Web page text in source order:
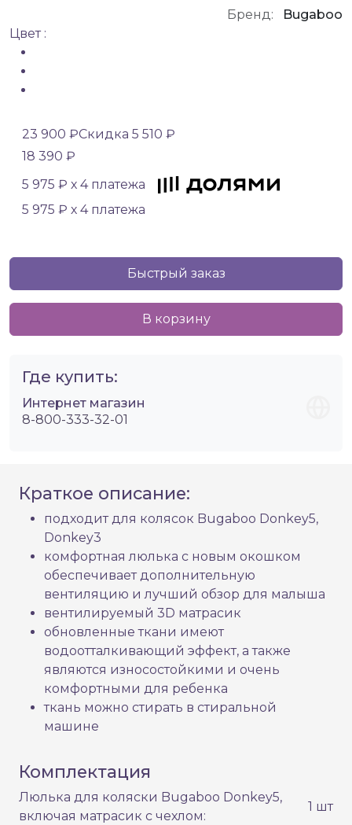
Бренд:
Bugaboo
Цвет :
23 900 ₽Скидка 5 510 ₽
18 390 ₽
5 975 ₽ х 4 платежа
5 975 ₽ х 4 платежа
Быстрый заказ
В корзину
Где купить:
Интернет магазин
8-800-333-32-01
Краткое описание:
подходит для колясок Bugaboo Donkey5,
Donkey3
комфортная люлька с новым окошком
обеспечивает дополнительную
вентиляцию и лучший обзор для малыша
вентилируемый 3D матрасик
обновленные ткани имеют
водоотталкивающий эффект, а также
являются износостойкими и очень
комфортными для ребенка
ткань можно стирать в стиральной
машине
Комплектация
Люлька для коляски Bugaboo Donkey5,
включая матрасик с чехлом:
1 шт